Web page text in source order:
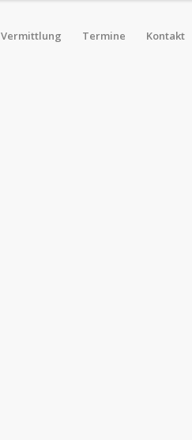
Vermittlung Termine Kontakt